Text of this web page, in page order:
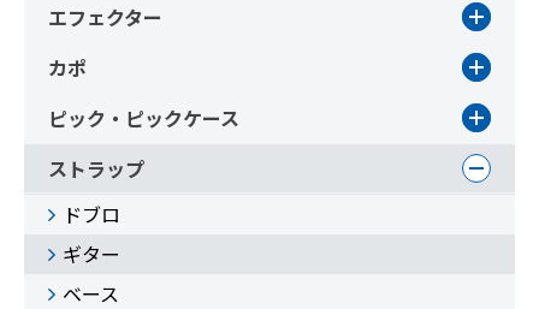
エフェクター
カポ
ピック・ピックケース
ストラップ
ドブロ
ギター
ベース